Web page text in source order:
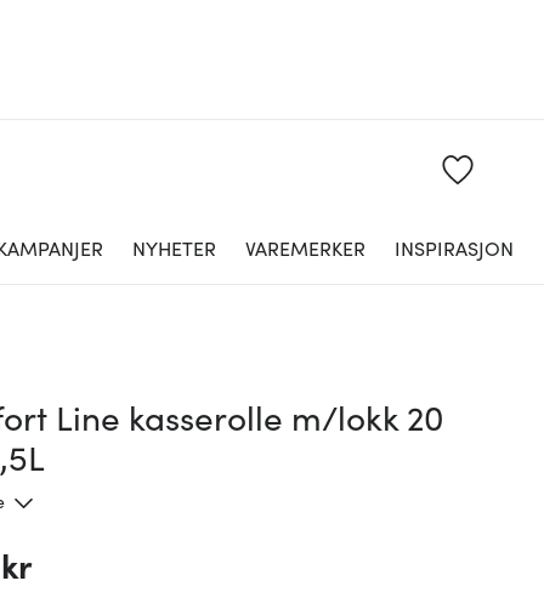
NYHETER VAREMERKER INSPIRASJON
Line kasserolle m/lokk 20